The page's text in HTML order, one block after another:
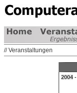
// Veranstaltungen
2004-